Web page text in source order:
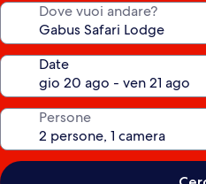
Dove vuoi andare?
Date
Persone